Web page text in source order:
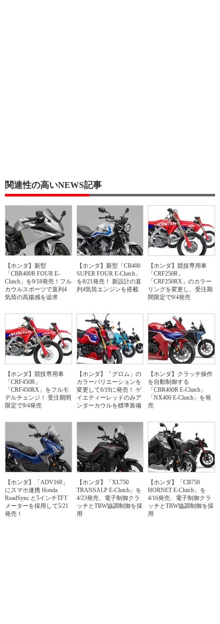
関連性の高いNEWS記事
【ホンダ】新型
「CBR400R FOUR E-
Clutch」を9/18発売！フル
カウルスポーツで直列4
気筒の高揚感を追求
【ホンダ】新型「CB400
SUPER FOUR E-Clutch」
を8/21発売！ 新設計の直
列4気筒エンジンを搭載
【ホンダ】競技専用車
「CRF250R」
「CRF250RX」のカラー
リングを変更し、受注期
間限定で9/4発売
【ホンダ】競技専用車
「CRF450R」
「CRF450RX」をフルモ
デルチェンジ！ 受注期間
限定で9/4発売
【ホンダ】「グロム」の
カラーバリエーションを
変更して6/19に発売！ ゲ
イエティーレッドのみア
ンダーカウルを標準装備
【ホンダ】クラッチ操作
を自動制御する
「CBR400R E-Clutch」
「NX400 E-Clutch」を発
売
【ホンダ】「ADV160」
にスマホ連携 Honda
RoadSync と5インチTFT
メーターを採用して5/21
発売！
【ホンダ】「XL750
TRANSALP E-Clutch」を
4/23発売、電子制御クラ
ッチとTBW協調制御を採
用
【ホンダ】「CB750
HORNET E-Clutch」を
4/16発売、電子制御クラ
ッチとTBW協調制御を採
用